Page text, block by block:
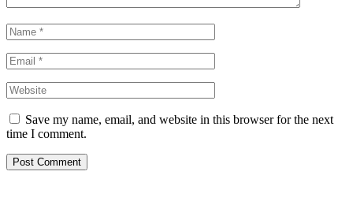
Save my name, email, and website in this browser for the next
time I comment.